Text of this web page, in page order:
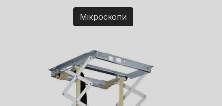
Мікроскопи